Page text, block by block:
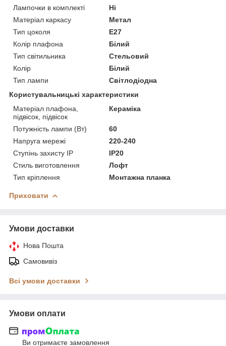
Лампочки в комплекті
Ні
Матеріал каркасу
Метал
Тип цоколя
E27
Колір плафона
Білий
Тип світильника
Стельовий
Колір
Білий
Тип лампи
Світлодіодна
Користувальницькі характеристики
Матеріал плафона,
підвісок, підвісок
Кераміка
Потужність лампи (Вт)
60
Напруга мережі
220-240
Ступінь захисту IP
IP20
Стиль виготовлення
Лофт
Тип кріплення
Монтажна планка
Приховати
Умови доставки
Нова Пошта
Самовивіз
Всі умови доставки
Умови оплати
Ви отримаєте замовлення